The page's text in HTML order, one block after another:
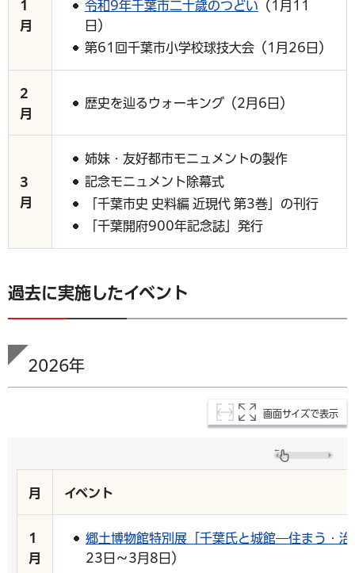
1
月
令和9年千葉市二十歳のつどい （1月11
日）
第61回千葉市小学校球技大会（1月26日）
2
月
歴史を辿るウォーキング（2月6日）
3
月
姉妹・友好都市モニュメントの製作
記念モニュメント除幕式
「千葉市史 史料編 近現代 第3巻」の刊行
「千葉開府900年記念誌」発行
過去に実施したイベント
2026年
画面サイズで表示
月 イベント
1
月
郷土博物館特別展「千葉氏と城館―住まう・治
23日～3月8日）